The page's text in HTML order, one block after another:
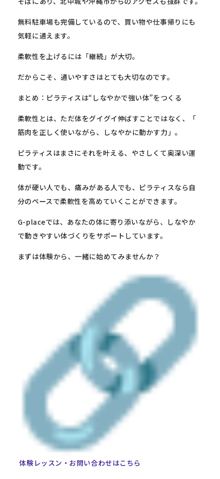
無料駐車場も完備しているので、 買い物や仕事帰りにも
気軽に通えます。
柔軟性を上げるには「継続」が大切。
だからこそ、通いやすさはとても大切なのです。
まとめ：ピラティスは“しなやかで強い体”をつくる
柔軟性とは、ただ体をグイグイ伸ばすことではなく、「
筋肉を正しく使いながら、しなやかに動かす力」。
ピラティスはまさにそれを叶える、やさしくて奥深い運
動です。
体が硬い人でも、痛みがある人でも、 ピラティスなら自
分のペースで柔軟性を高めていくことができます。
G-placeでは、あなたの体に寄り添いながら、 しなやか
で動きやすい体づくりをサポートしています。
まずは体験から、一緒に始めてみませんか？
体験レッスン・お問い合わせはこちら